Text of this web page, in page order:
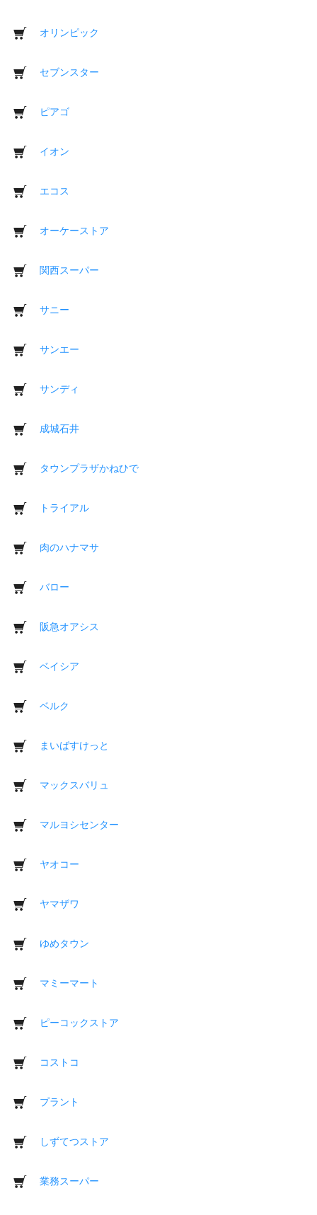
オリンピック
セブンスター
ピアゴ
イオン
エコス
オーケーストア
関西スーパー
サニー
サンエー
サンディ
成城石井
タウンプラザかねひで
トライアル
肉のハナマサ
バロー
阪急オアシス
ベイシア
ベルク
まいばすけっと
マックスバリュ
マルヨシセンター
ヤオコー
ヤマザワ
ゆめタウン
マミーマート
ピーコックストア
コストコ
プラント
しずてつストア
業務スーパー